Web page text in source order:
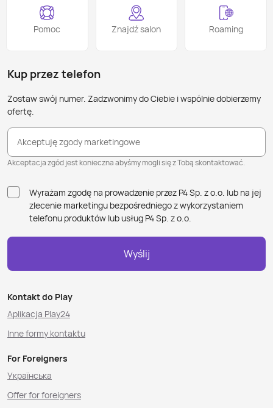
Pomoc Znajdź salon Roaming
Kup przez telefon
Zostaw swój numer. Zadzwonimy do Ciebie i wspólnie dobierzemy
ofertę.
Akceptuję zgody marketingowe
Akceptacja zgód jest konieczna abyśmy mogli się z Tobą skontaktować.
Wyrażam zgodę na prowadzenie przez P4 Sp. z o.o. lub na jej
zlecenie marketingu bezpośredniego z wykorzystaniem
telefonu produktów lub usług P4 Sp. z o.o.
Wyślij
Kontakt do Play
Aplikacja Play24
Inne formy kontaktu
For Foreigners
Українська
Offer for foreigners